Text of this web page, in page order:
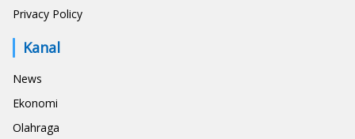
Privacy Policy
Kanal
News
Ekonomi
Olahraga